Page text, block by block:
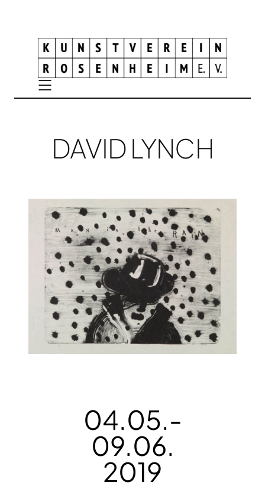
DAVID LYNCH
04.05.-
09.06.
2019